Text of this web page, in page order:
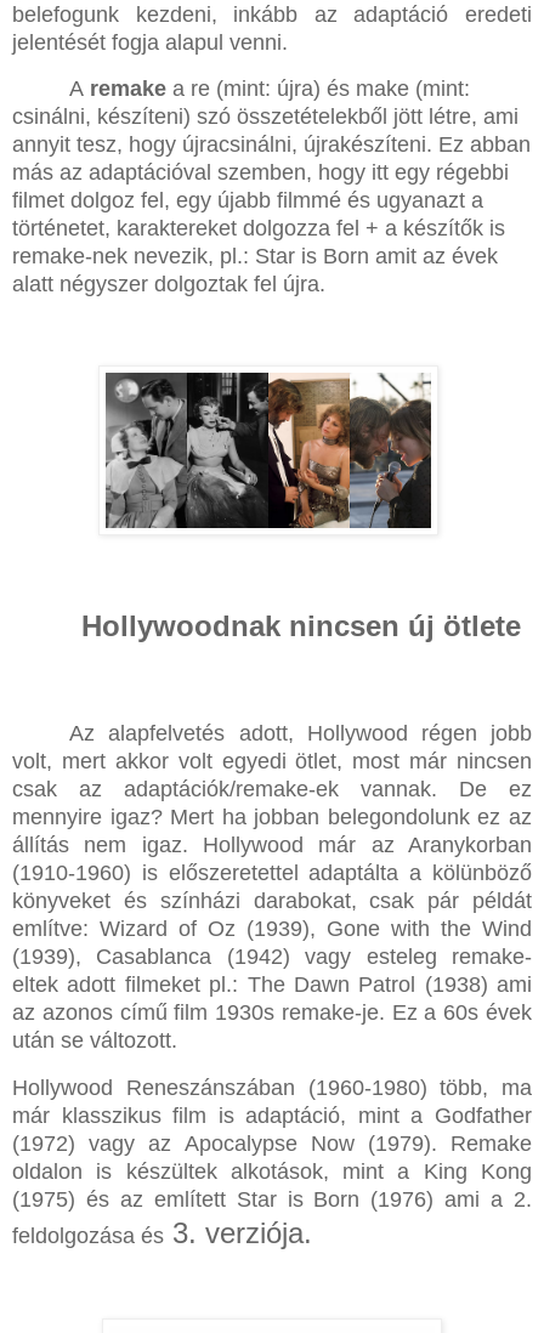
belefogunk kezdeni, inkább az adaptáció eredeti
jelentését fogja alapul venni.
A remake a re (mint: újra) és make (mint:
csinálni, készíteni) szó összetételekből jött létre, ami
annyit tesz, hogy újracsinálni, újrakészíteni. Ez abban
más az adaptációval szemben, hogy itt egy régebbi
filmet dolgoz fel, egy újabb filmmé és ugyanazt a
történetet, karaktereket dolgozza fel + a készítők is
remake-nek nevezik, pl.: Star is Born amit az évek
alatt négyszer dolgoztak fel újra.
Hollywoodnak nincsen új ötlete
Az alapfelvetés adott, Hollywood régen jobb
volt, mert akkor volt egyedi ötlet, most már nincsen
csak az adaptációk/remake-ek vannak. De ez
mennyire igaz? Mert ha jobban belegondolunk ez az
állítás nem igaz. Hollywood már az Aranykorban
(1910-1960) is előszeretettel adaptálta a kölünböző
könyveket és színházi darabokat, csak pár példát
említve: Wizard of Oz (1939), Gone with the Wind
(1939), Casablanca (1942) vagy esteleg remake-
eltek adott filmeket pl.: The Dawn Patrol (1938) ami
az azonos című film 1930s remake-je. Ez a 60s évek
után se változott.
Hollywood Reneszánszában (1960-1980) több, ma
már klasszikus film is adaptáció, mint a Godfather
(1972) vagy az Apocalypse Now (1979). Remake
oldalon is készültek alkotások, mint a King Kong
(1975) és az említett Star is Born (1976) ami a 2.
feldolgozása és 3. verziója.